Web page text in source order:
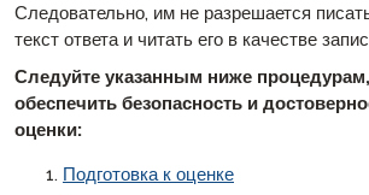
Следовательно, им не разрешается
текст ответа и читать его в качестве
Следуйте указанным ниже
обеспечить безопасность и
оценки:
Подготовка к оценке